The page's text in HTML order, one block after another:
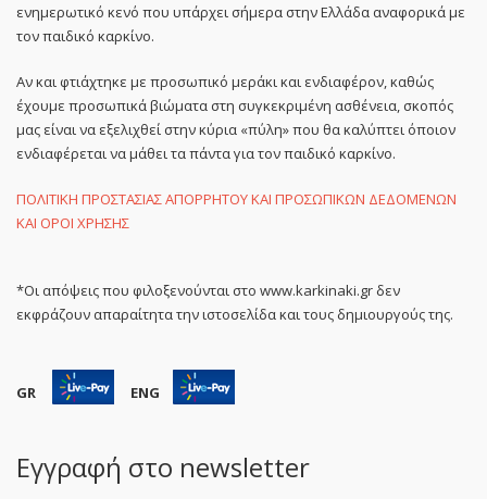
ενημερωτικό κενό που υπάρχει σήμερα στην Ελλάδα αναφορικά με
τον παιδικό καρκίνο.
Αν και φτιάχτηκε με προσωπικό μεράκι και ενδιαφέρον, καθώς
έχουμε προσωπικά βιώματα στη συγκεκριμένη ασθένεια, σκοπός
μας είναι να εξελιχθεί στην κύρια «πύλη» που θα καλύπτει όποιον
ενδιαφέρεται να μάθει τα πάντα για τον παιδικό καρκίνο.
ΠΟΛΙΤΙΚΗ ΠΡΟΣΤΑΣΙΑΣ ΑΠΟΡΡΗΤΟΥ ΚΑΙ ΠΡΟΣΩΠΙΚΩΝ ΔΕΔΟΜΕΝΩΝ
ΚΑΙ ΟΡΟΙ ΧΡΗΣΗΣ
*Οι απόψεις που φιλοξενούνται στο www.karkinaki.gr δεν
εκφράζουν απαραίτητα την ιστοσελίδα και τους δημιουργούς της.
GR ENG
Εγγραφή στο newsletter